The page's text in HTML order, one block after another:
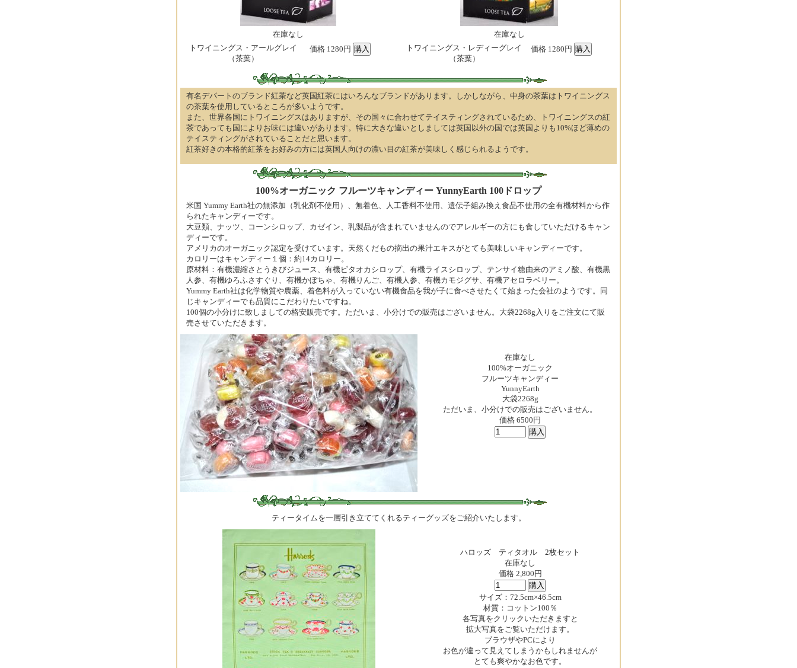
在庫なし
トワイニングス・アールグレイ
（茶葉）
価格 1280円
在庫なし
トワイニングス・レディーグレイ
（茶葉）
価格 1280円
有名デパートのブランド紅茶など英国紅茶にはいろんなブランドがあります。しかしながら、中身の茶葉はトワイニングス
の茶葉を使用しているところが多いようです。
また、世界各国にトワイニングスはありますが、その国々に合わせてテイスティングされているため、トワイニングスの紅
茶であっても国によりお味には違いがあります。特に大きな違いとしましては英国以外の国では英国よりも10%ほど薄めの
テイスティングがされていることだと思います。
紅茶好きの本格的紅茶をお好みの方には英国人向けの濃い目の紅茶が美味しく感じられるようです。
100%オーガニック フルーツキャンディー YunnyEarth 100ドロップ
米国 Yummy Earth社の無添加（乳化剤不使用）、無着色、人工香料不使用、遺伝子組み換え食品不使用の全有機材料から作
られたキャンディーです。
大豆類、ナッツ、コーンシロップ、カゼイン、乳製品が含まれていませんのでアレルギーの方にも食していただけるキャン
ディーです。
アメリカのオーガニック認定を受けています。天然くだもの摘出の果汁エキスがとても美味しいキャンディーです。
カロリーはキャンディー１個：約14カロリー。
原材料：有機濃縮さとうきびジュース、有機ピタオカシロップ、有機ライスシロップ、テンサイ糖由来のアミノ酸、有機黒
人参、有機ゆろふさすぐり、有機かぼちゃ、有機りんご、有機人参、有機カモジグサ、有機アセロラベリー。
Yummy Earth社は化学物質や農薬、着色料が入っていない有機食品を我が子に食べさせたくて始まった会社のようです。同
じキャンディーでも品質にこだわりたいですね。
100個の小分けに致しましての格安販売です。ただいま、小分けでの販売はございません。大袋2268g入りをご注文にて販
売させていただきます。
在庫なし
100%オーガニック
フルーツキャンディー
YunnyEarth
大袋2268g
ただいま、小分けでの販売はございません。
価格 6500円
ティータイムを一層引き立ててくれるティーグッズをご紹介いたします。
ハロッズ ティタオル 2枚セット
在庫なし
価格 2,800円
サイズ：72.5cm×46.5cm
材質：コットン100％
各写真をクリックいただきますと
拡大写真をご覧いただけます。
ブラウザやPCにより
お色が違って見えてしまうかもしれませんが
とても爽やかなお色です。